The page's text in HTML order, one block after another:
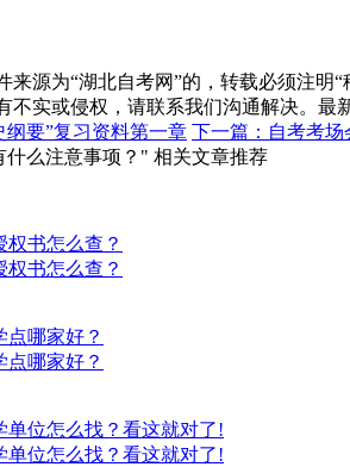
源为“湖北自考网”的，转载必须注明
不实或侵权，请联系我们沟通解决。最
纲要”复习资料第一章 下一篇：自考考场
什么注意事项？" 相关文章推荐
书怎么查？
书怎么查？
哪家好？
哪家好？
单位怎么找？看这就对了!
单位怎么找？看这就对了!